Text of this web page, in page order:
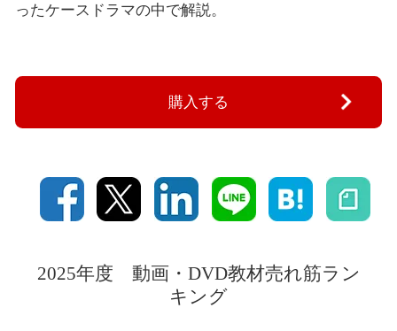
ったケースドラマの中で解説。
購入する
2025年度 動画・DVD教材売れ筋ラン
キング